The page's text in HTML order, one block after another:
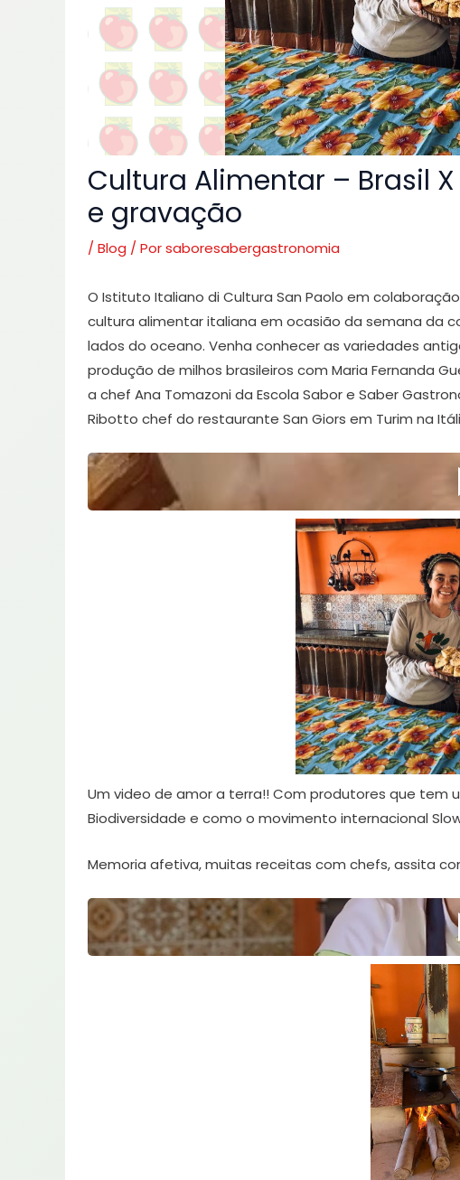
Cultura Alimentar – Brasil
e gravação
/ Blog / Porsaboresabergastronomia
O Istituto Italiano di Cultura San Paolo em
cultura alimentar italiana em ocasião da semana da
lados do oceano. Venha conhecer as variedades
produção de milhos brasileiros com Maria Fernanda
a chef Ana Tomazoni da Escola Sabor e Saber
Ribotto chef do restaurante San Giors em Turim na
Um video de amor a terra!! Com produtores que tem
Biodiversidade e como o movimento internacional
Memoria afetiva, muitas receitas com chefs, assita